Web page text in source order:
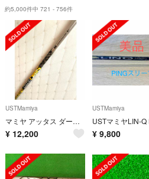
約5,000件中 721 - 756件
USTMamiya
マミヤ アッタス ダース 6S
¥ 12,200
USTMamiya
¥ 9,800